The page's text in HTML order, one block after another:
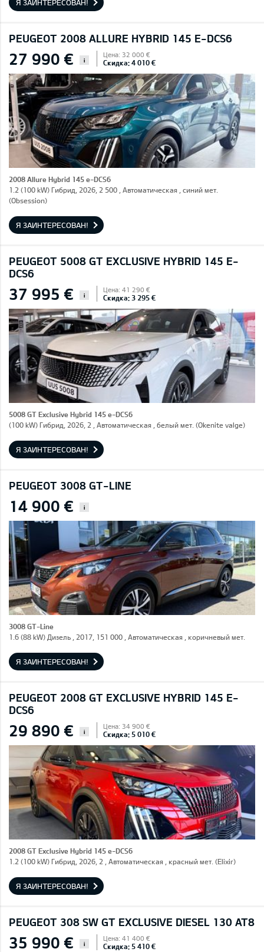
Я ЗАИНТЕРЕСОВАН!
PEUGEOT 2008 ALLURE HYBRID 145 E-DCS6
27 990 € i
Цена: 32 000 €
Скидка: 4 010 €
2008 Allure Hybrid 145 e-DCS6
1.2 (100 kW) Гибрид, 2026, 2 500 , Автоматическая , синий мет.
(Obsession)
Я ЗАИНТЕРЕСОВАН!
PEUGEOT 5008 GT EXCLUSIVE HYBRID 145 E-
DCS6
37 995 € i
Цена: 41 290 €
Скидка: 3 295 €
5008 GT Exclusive Hybrid 145 e-DCS6
(100 kW) Гибрид, 2026, 2 , Автоматическая , белый мет. (Okenite valge)
Я ЗАИНТЕРЕСОВАН!
PEUGEOT 3008 GT-LINE
14 900 € i
3008 GT-Line
1.6 (88 kW) Дизель , 2017, 151 000 , Автоматическая , коричневый мет.
Я ЗАИНТЕРЕСОВАН!
PEUGEOT 2008 GT EXCLUSIVE HYBRID 145 E-
DCS6
29 890 € i
Цена: 34 900 €
Скидка: 5 010 €
2008 GT Exclusive Hybrid 145 e-DCS6
1.2 (100 kW) Гибрид, 2026, 2 , Автоматическая , красный мет. (Elixir)
Я ЗАИНТЕРЕСОВАН!
PEUGEOT 308 SW GT EXCLUSIVE DIESEL 130 AT8
35 990 € i
Цена: 41 400 €
Скидка: 5 410 €